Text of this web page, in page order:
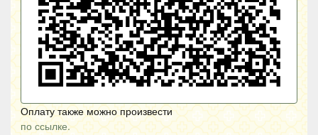
Оплату также можно произвести
по ссылке.